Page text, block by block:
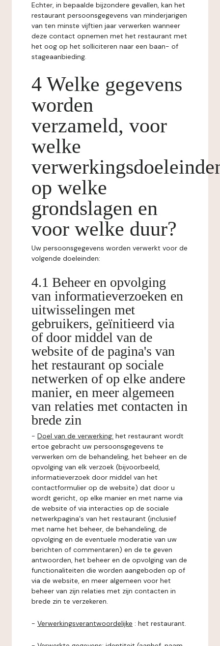
Echter, in bepaalde bijzondere gevallen, kan het
restaurant persoonsgegevens van minderjarigen
van ten minste vijftien jaar verwerken wanneer
deze contact opnemen met het restaurant met
het oog op het solliciteren naar een baan- of
stageaanbieding.
4 Welke gegevens
worden
verzameld, voor
welke
op welke
grondslagen en
voor welke duur?
Uw persoonsgegevens worden verwerkt voor de
volgende doeleinden:
4.1 Beheer en opvolging
van informatieverzoeken en
uitwisselingen met
gebruikers, geïnitieerd via
of door middel van de
website of de pagina's van
het restaurant op sociale
netwerken of op elke andere
manier, en meer algemeen
van relaties met contacten in
brede zin
- Doel van de verwerking: het restaurant wordt
ertoe gebracht uw persoonsgegevens te
verwerken om de behandeling, het beheer en de
opvolging van elk verzoek (bijvoorbeeld,
informatieverzoek door middel van het
contactformulier op de website) dat door u
wordt gericht, op elke manier en met name via
de website of via interacties op de sociale
netwerkpagina's van het restaurant (inclusief
met name het beheer, de behandeling, de
opvolging en de eventuele moderatie van uw
berichten of commentaren) en de te geven
antwoorden, het beheer en de opvolging van de
functionaliteiten die worden aangeboden op of
via de website, en meer algemeen voor het
beheer van zijn relaties met zijn contacten in
brede zin te verzekeren.
- Verwerkingsverantwoordelijke : het restaurant.